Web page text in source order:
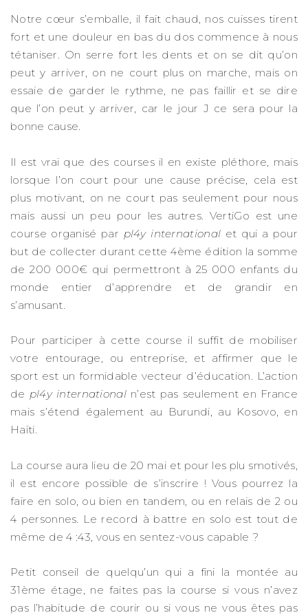
Notre cœur s’emballe, il fait chaud, nos cuisses tirent
fort et une douleur en bas du dos commence à nous
tétaniser. On serre fort les dents et on se dit qu’on
peut y arriver, on ne court plus on marche, mais on
essaie de garder le rythme, ne pas faillir et se dire
que l’on peut y arriver, car le jour J ce sera pour la
bonne cause.
Il est vrai que des courses il en existe pléthore, mais
lorsque l’on court pour une cause précise, cela est
plus motivant, on ne court pas seulement pour nous
mais aussi un peu pour les autres. VertiGo est une
course organisé par pl4y international et qui a pour
but de collecter durant cette 4ème édition la somme
de 200 000€ qui permettront à 25 000 enfants du
monde entier d’apprendre et de grandir en
s’amusant.
Pour participer à cette course il suffit de mobiliser
votre entourage, ou entreprise, et affirmer que le
sport est un formidable vecteur d’éducation. L’action
de pl4y international n’est pas seulement en France
mais s’étend également au Burundi, au Kosovo, en
Haïti.
La course aura lieu de 20 mai et pour les plu smotivés,
il est encore possible de s’inscrire ! Vous pourrez la
faire en solo, ou bien en tandem, ou en relais de 2 ou
4 personnes. Le record à battre en solo est tout de
même de 4 :43, vous en sentez-vous capable ?
Petit conseil de quelqu’un qui a fini la montée au
31ème étage, ne faites pas la course si vous n’avez
pas l’habitude de courir ou si vous ne vous êtes pas